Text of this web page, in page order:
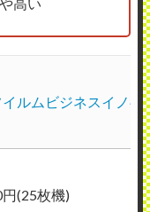
ルムビジネスイノベ
(25枚機)